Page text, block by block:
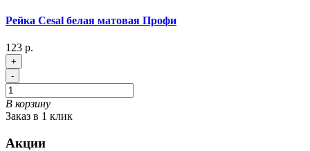
Рейка Cesal белая матовая Профи
123 р.
+
-
В корзину
Заказ в 1 клик
Акции